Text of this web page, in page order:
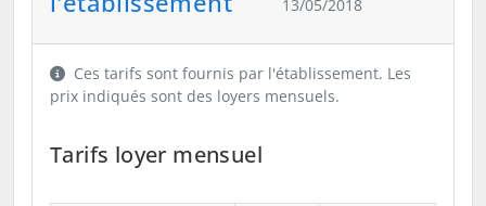
13/05/2018
Ces tarifs sont fournis par l'établissement. Les
prix indiqués sont des loyers mensuels.
Tarifs loyer mensuel